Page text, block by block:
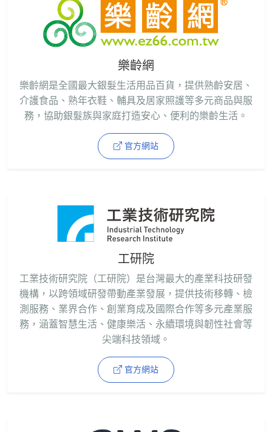
樂齡網
樂齡網是全國最大銀髮生活用品百貨，提供熟齡安居、
介護食品、熟年衣鞋、輔具及居家照護等多元商品與服
務，協助銀髮族與家庭打造安心、便利的樂齡生活。
官方網站
工研院
工業技術研究院（工研院）是台灣最大的產業科技研發
機構，以跨領域研發帶動產業發展，提供技術移轉、檢
測服務、業界合作、創業育成及國際合作等多元產業服
務，涵蓋智慧生活、健康樂活、永續環境與韌性社會等
尖端科技領域。
官方網站